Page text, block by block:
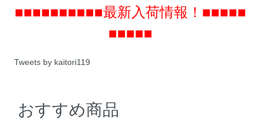
■■■■■■■■■■最新入荷情報！■■■■■
■■■■■
Tweets by kaitori119
おすすめ商品